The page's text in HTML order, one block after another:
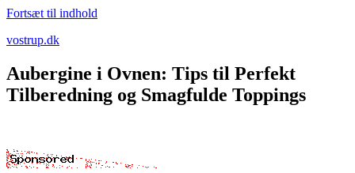
Fortsæt til indhold
vostrup.dk
Aubergine i Ovnen: Tips til Perfekt
Tilberedning og Smagfulde Toppings